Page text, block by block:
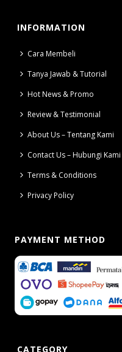
INFORMATION
Cara Membeli
Tanya Jawab & Tutorial
Hot News & Promo
Review & Testimonial
About Us – Tentang Kami
Contact Us – Hubungi Kami
Terms & Conditions
Privacy Policy
PAYMENT METHOD
CATEGORY